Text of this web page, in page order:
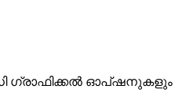
ഗ്രാഫിക്കൽ